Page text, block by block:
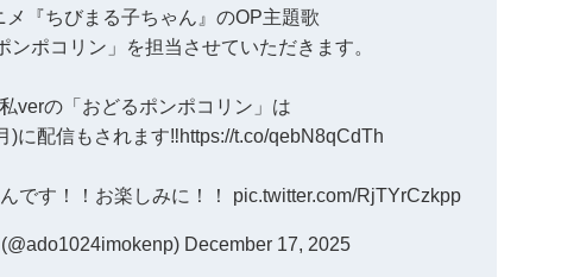
メ『ちびまる子ちゃん』のOP主題歌
ンポコリン」を担当させていただきます。
私verの「おどるポンポコリン」は
)に配信もされます‼️https://t.co/qebN8qCdTh
です！！お楽しみに！！ pic.twitter.com/RjTYrCzkpp
December 17, 2025